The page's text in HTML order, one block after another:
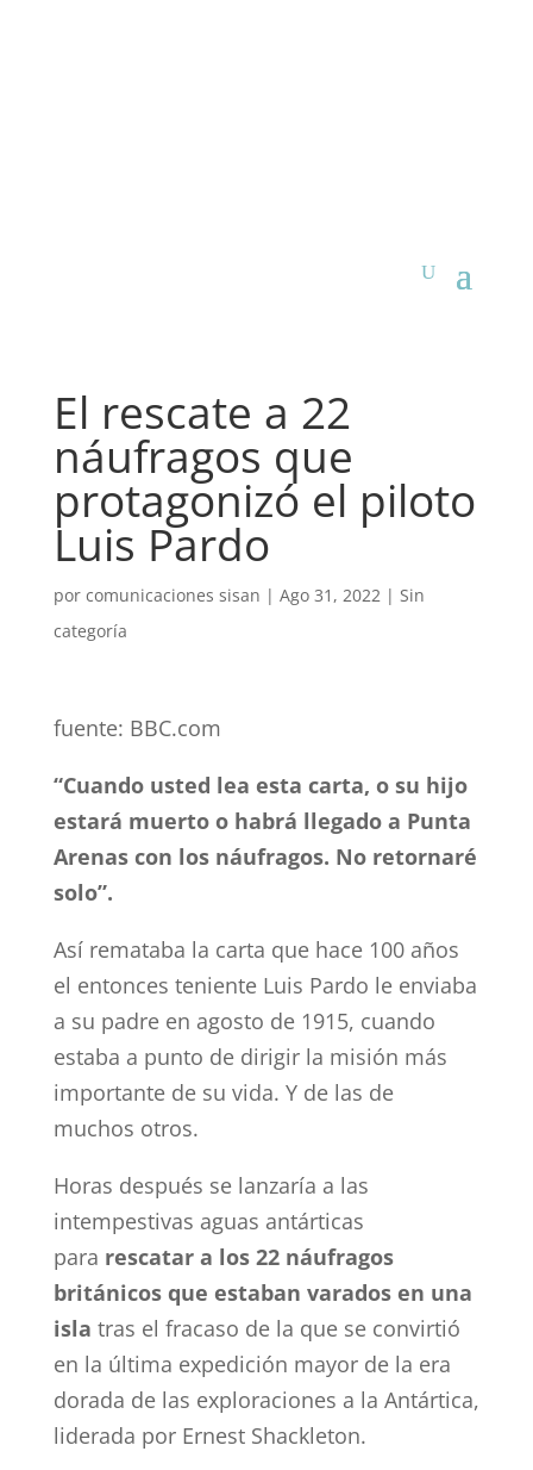
El rescate a 22
náufragos que
protagonizó el piloto
Luis Pardo
por comunicaciones sisan | Ago 31, 2022| Sin
categoría
fuente: BBC.com
“Cuando usted lea esta carta, o su hijo
estará muerto o habrá llegado a Punta
Arenas con los náufragos. No retornaré
solo”.
Así remataba la carta que hace 100 años
el entonces teniente Luis Pardo le enviaba
a su padre en agosto de 1915, cuando
estaba a punto de dirigir la misión más
importante de su vida. Y de las de
muchos otros.
Horas después se lanzaría a las
intempestivas aguas antárticas
para rescatar a los 22 náufragos
británicos que estaban varados en una
isla tras el fracaso de la que se convirtió
en la última expedición mayor de la era
dorada de las exploraciones a la Antártica,
liderada por Ernest Shackleton.